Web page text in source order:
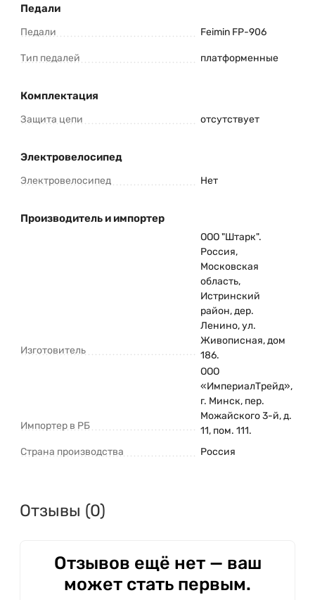
Педали
Педали Feimin FP-906
Тип педалей платформенные
Комплектация
Защита цепи отсутствует
Электровелосипед
Электровелосипед Нет
Производитель и импортер
Изготовитель
ООО "Штарк".
Россия,
Московская
область,
Истринский
район, дер.
Ленино, ул.
Живописная, дом
186.
Импортер в РБ
ООО
«ИмпериалТрейд»,
г. Минск, пер.
Можайского 3-й, д.
11, пом. 111.
Страна производства
Россия
Отзывы (0)
Отзывов ещё нет — ваш
может стать первым.